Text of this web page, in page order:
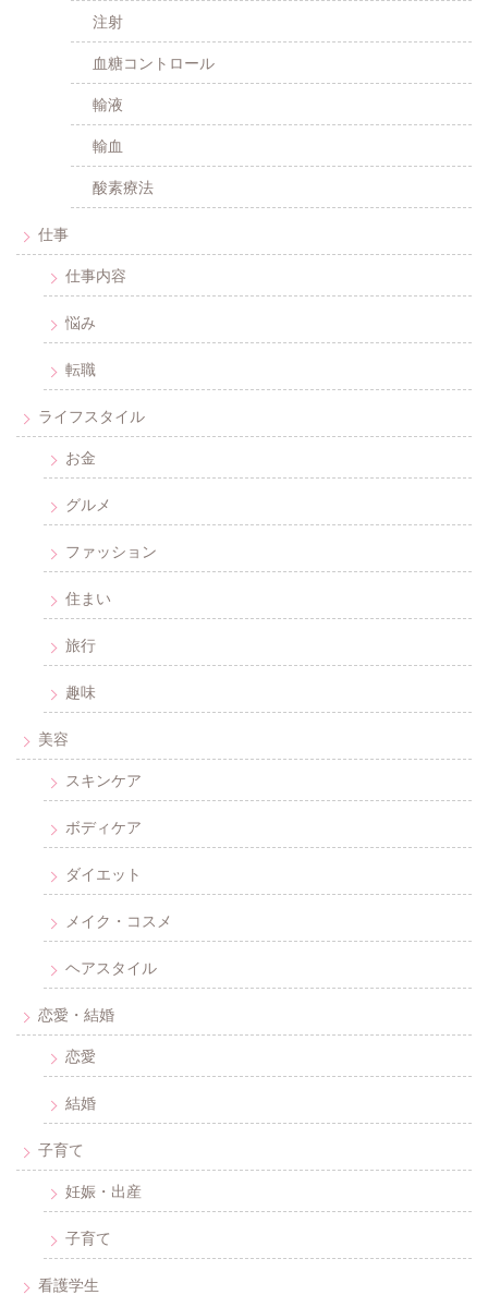
注射
血糖コントロール
輸液
輸血
酸素療法
仕事
仕事内容
悩み
転職
ライフスタイル
お金
グルメ
ファッション
住まい
旅行
趣味
美容
スキンケア
ボディケア
ダイエット
メイク・コスメ
ヘアスタイル
恋愛・結婚
恋愛
結婚
子育て
妊娠・出産
子育て
看護学生